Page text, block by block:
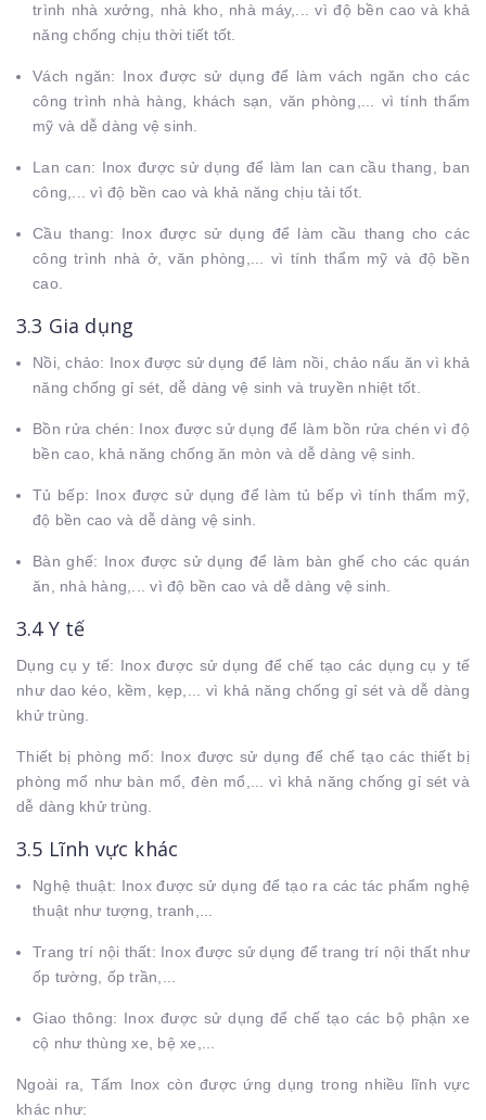
trình nhà xưởng, nhà kho, nhà máy,... vì độ bền cao và khả
năng chống chịu thời tiết tốt.
Vách ngăn: Inox được sử dụng để làm vách ngăn cho các
công trình nhà hàng, khách sạn, văn phòng,... vì tính thẩm
mỹ và dễ dàng vệ sinh.
Lan can: Inox được sử dụng để làm lan can cầu thang, ban
công,... vì độ bền cao và khả năng chịu tải tốt.
Cầu thang: Inox được sử dụng để làm cầu thang cho các
công trình nhà ở, văn phòng,... vì tính thẩm mỹ và độ bền
cao.
3.3 Gia dụng
Nồi, chảo: Inox được sử dụng để làm nồi, chảo nấu ăn vì khả
năng chống gỉ sét, dễ dàng vệ sinh và truyền nhiệt tốt.
Bồn rửa chén: Inox được sử dụng để làm bồn rửa chén vì độ
bền cao, khả năng chống ăn mòn và dễ dàng vệ sinh.
Tủ bếp: Inox được sử dụng để làm tủ bếp vì tính thẩm mỹ,
độ bền cao và dễ dàng vệ sinh.
Bàn ghế: Inox được sử dụng để làm bàn ghế cho các quán
ăn, nhà hàng,... vì độ bền cao và dễ dàng vệ sinh.
3.4 Y tế
Dụng cụ y tế: Inox được sử dụng để chế tạo các dụng cụ y tế
như dao kéo, kềm, kẹp,... vì khả năng chống gỉ sét và dễ dàng
khử trùng.
Thiết bị phòng mổ: Inox được sử dụng để chế tạo các thiết bị
phòng mổ như bàn mổ, đèn mổ,... vì khả năng chống gỉ sét và
dễ dàng khử trùng.
3.5 Lĩnh vực khác
Nghệ thuật: Inox được sử dụng để tạo ra các tác phẩm nghệ
thuật như tượng, tranh,...
Trang trí nội thất: Inox được sử dụng để trang trí nội thất như
ốp tường, ốp trần,...
Giao thông: Inox được sử dụng để chế tạo các bộ phận xe
cộ như thùng xe, bệ xe,...
Ngoài ra, Tấm Inox còn được ứng dụng trong nhiều lĩnh vực
khác như: